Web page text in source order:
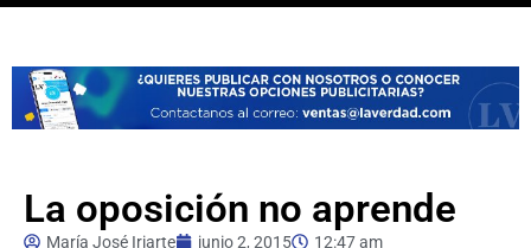
La oposición no aprende
María José Iriarte junio 2, 2015
12:47 am